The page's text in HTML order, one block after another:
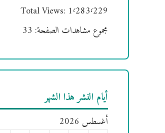
Total Views: 1٬283٬229
مجموع مشاهدات الصفحة: 33
أيام النشر هذا الشهر
أغسطس 2026